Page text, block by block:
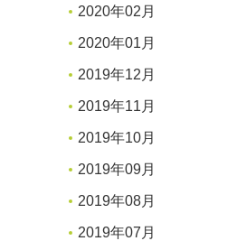
2020年02月
2020年01月
2019年12月
2019年11月
2019年10月
2019年09月
2019年08月
2019年07月